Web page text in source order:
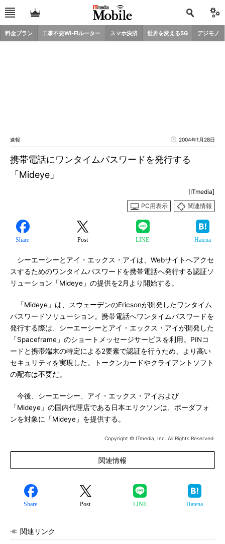
料金プラン 工事不要Wi-Fiルーター スマホ決済 世界を変える5G デジモノ
速報 2004年1月28日
携帯電話にワンタイムパスワードを発行する
「Mideye」
[ITmedia]
PC用表示
関連情報
Share Post LINE Hatena
シーエーシーとアイ・エックス・アイは、Webサイトへアクセ
スするためのワンタイムパスワードを携帯電話へ発行する認証ソ
リューション「Mideye」の提供を2月より開始する。
「Mideye」は、スウェーデンのEricsonが開発したワンタイム
パスワードソリューション。携帯電話へワンタイムパスワードを
発行する際は、シーエーシーとアイ・エックス・アイが開発した
「Spaceframe」のショートメッセージサービスを利用。PINコ
ードと携帯端末の特定による2要素で認証を行うため、より高い
セキュリティを実現した。トークンカードやクライアントソフト
の配布は不要だ。
今後、シーエーシー、アイ・エックス・アイおよび
「Mideye」の国内代理店である日本エリクソンは、ボーダフォ
ンを対象に「Mideye」を提供する。
Copyright © ITmedia, Inc. All Rights Reserved.
関連情報
Share Post LINE Hatena
関連リンク